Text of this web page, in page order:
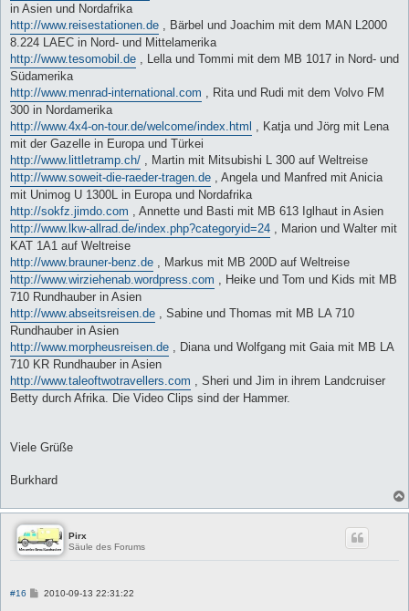
in Asien und Nordafrika
http://www.reisestationen.de , Bärbel und Joachim mit dem MAN L2000
8.224 LAEC in Nord- und Mittelamerika
http://www.tesomobil.de , Lella und Tommi mit dem MB 1017 in Nord- und
Südamerika
http://www.menrad-international.com , Rita und Rudi mit dem Volvo FM
300 in Nordamerika
http://www.4x4-on-tour.de/welcome/index.html , Katja und Jörg mit Lena
mit der Gazelle in Europa und Türkei
http://www.littletramp.ch/ , Martin mit Mitsubishi L 300 auf Weltreise
http://www.soweit-die-raeder-tragen.de , Angela und Manfred mit Anicia
mit Unimog U 1300L in Europa und Nordafrika
http://sokfz.jimdo.com , Annette und Basti mit MB 613 Iglhaut in Asien
http://www.lkw-allrad.de/index.php?categoryid=24 , Marion und Walter mit
KAT 1A1 auf Weltreise
http://www.brauner-benz.de , Markus mit MB 200D auf Weltreise
http://www.wirziehenab.wordpress.com , Heike und Tom und Kids mit MB
710 Rundhauber in Asien
http://www.abseitsreisen.de , Sabine und Thomas mit MB LA 710
Rundhauber in Asien
http://www.morpheusreisen.de , Diana und Wolfgang mit Gaia mit MB LA
710 KR Rundhauber in Asien
http://www.taleoftwotravellers.com , Sheri und Jim in ihrem Landcruiser
Betty durch Afrika. Die Video Clips sind der Hammer.
Viele Grüße
Burkhard
Pirx
Säule des Forums
#16
B2010-09-13 22:31:22